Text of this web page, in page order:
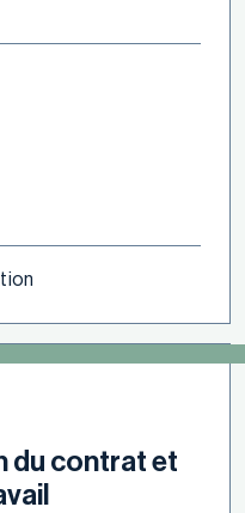
du contrat et